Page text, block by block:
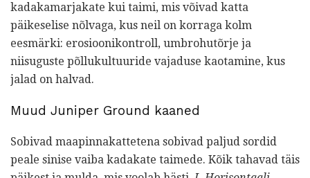
kadakamarjakate kui taimi, mis võivad katta
päikeselise nõlvaga, kus neil on korraga kolm
eesmärki: erosioonikontroll, umbrohutõrje ja
niisuguste põllukultuuride vajaduse kaotamine, kus
jalad on halvad.
Muud Juniper Ground kaaned
Sobivad maapinnakattetena sobivad paljud sordid
peale sinise vaiba kadakate taimede. Kõik tahavad täis